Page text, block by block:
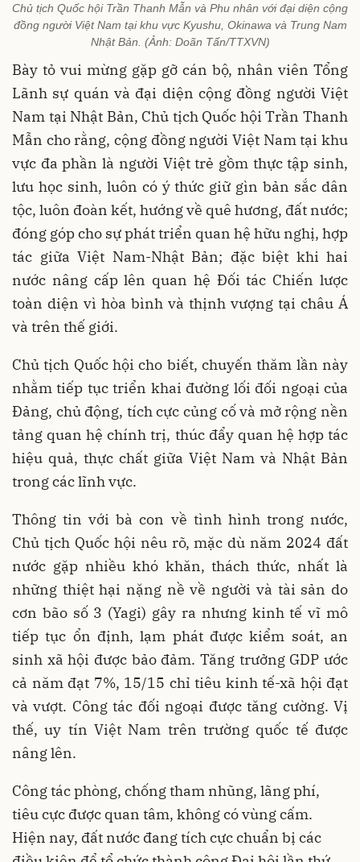
Chủ tịch Quốc hội Trần Thanh Mẫn và Phu nhân với đại diện cộng
đồng người Việt Nam tại khu vực Kyushu, Okinawa và Trung Nam
Nhật Bản. (Ảnh: Doãn Tấn/TTXVN)
Bày tỏ vui mừng gặp gỡ cán bộ, nhân viên Tổng
Lãnh sự quán và đại diện cộng đồng người Việt
Nam tại Nhật Bản, Chủ tịch Quốc hội Trần Thanh
Mẫn cho rằng, cộng đồng người Việt Nam tại khu
vực đa phần là người Việt trẻ gồm thực tập sinh,
lưu học sinh, luôn có ý thức giữ gìn bản sắc dân
tộc, luôn đoàn kết, hướng về quê hương, đất nước;
đóng góp cho sự phát triển quan hệ hữu nghị, hợp
tác giữa Việt Nam-Nhật Bản; đặc biệt khi hai
nước nâng cấp lên quan hệ Đối tác Chiến lược
toàn diện vì hòa bình và thịnh vượng tại châu Á
và trên thế giới.
Chủ tịch Quốc hội cho biết, chuyến thăm lần này
nhằm tiếp tục triển khai đường lối đối ngoại của
Đảng, chủ động, tích cực củng cố và mở rộng nền
tảng quan hệ chính trị, thúc đẩy quan hệ hợp tác
hiệu quả, thực chất giữa Việt Nam và Nhật Bản
trong các lĩnh vực.
Thông tin với bà con về tình hình trong nước,
Chủ tịch Quốc hội nêu rõ, mặc dù năm 2024 đất
nước gặp nhiều khó khăn, thách thức, nhất là
những thiệt hại nặng nề về người và tài sản do
cơn bão số 3 (Yagi) gây ra nhưng kinh tế vĩ mô
tiếp tục ổn định, lạm phát được kiểm soát, an
sinh xã hội được bảo đảm. Tăng trưởng GDP ước
cả năm đạt 7%, 15/15 chỉ tiêu kinh tế-xã hội đạt
và vượt. Công tác đối ngoại được tăng cường. Vị
thế, uy tín Việt Nam trên trường quốc tế được
nâng lên.
Công tác phòng, chống tham nhũng, lãng phí,
tiêu cực được quan tâm, không có vùng cấm.
Hiện nay, đất nước đang tích cực chuẩn bị các